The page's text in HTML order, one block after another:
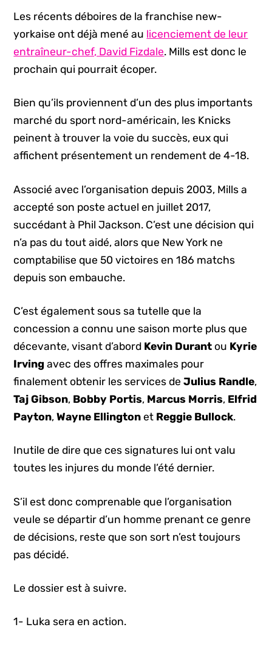
Les récents déboires de la franchise new-
yorkaise ont déjà mené au licenciement de leur
entraîneur-chef, David Fizdale. Mills est donc le
prochain qui pourrait écoper.
Bien qu’ils proviennent d’un des plus importants
marché du sport nord-américain, les Knicks
peinent à trouver la voie du succès, eux qui
affichent présentement un rendement de 4-18.
Associé avec l’organisation depuis 2003, Mills a
accepté son poste actuel en juillet 2017,
succédant à Phil Jackson. C’est une décision qui
n’a pas du tout aidé, alors que New York ne
comptabilise que 50 victoires en 186 matchs
depuis son embauche.
C’est également sous sa tutelle que la
concession a connu une saison morte plus que
décevante, visant d’abord Kevin Durant ou Kyrie
Irving avec des offres maximales pour
finalement obtenir les services deJulius Randle,
Taj Gibson, Bobby Portis, Marcus Morris, Elfrid
Payton,Wayne Ellingtonet Reggie Bullock.
Inutile de dire que ces signatures lui ont valu
toutes les injures du monde l’été dernier.
S’il est donc comprenable que l’organisation
veule se départir d’un homme prenant ce genre
de décisions, reste que son sort n’est toujours
pas décidé.
Le dossier est à suivre.
1- Luka sera en action.